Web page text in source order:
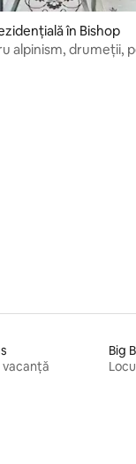
147 recenzii
în Bishop
alpinism, drumeții,
vacanță
Big